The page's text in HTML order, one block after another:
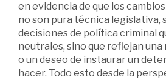
en evidencia de que los
no son pura técnica legislativa,
decisiones de política criminal
neutrales, sino que reflejan
o un deseo de instaurar un
hacer. Todo esto desde la